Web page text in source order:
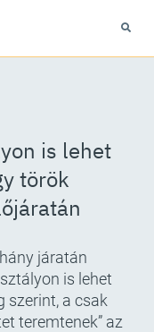
is lehet
török
járatán
is lehet
szerint, a csak
teremtenek” az